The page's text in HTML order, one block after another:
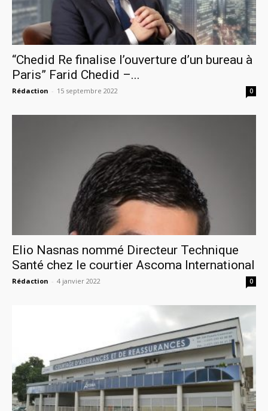
“Chedid Re finalise l’ouverture d’un bureau à
Paris” Farid Chedid –...
Rédaction - 15 septembre 2022 0
Elio Nasnas nommé Directeur Technique
Santé chez le courtier Ascoma International
Rédaction - 4 janvier 2022 0